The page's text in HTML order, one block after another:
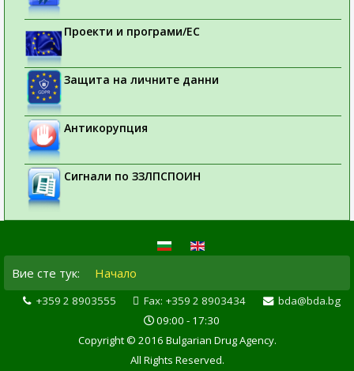
Проекти и програми/ЕС
Защита на личните данни
Антикорупция
Сигнали по ЗЗЛПСПОИН
Вие сте тук: Начало
+359 2 8903555 Fax: +359 2 8903434
bda@bda.bg
09:00 - 17:30
Copyright © 2016 Bulgarian Drug Agency.
All Rights Reserved.